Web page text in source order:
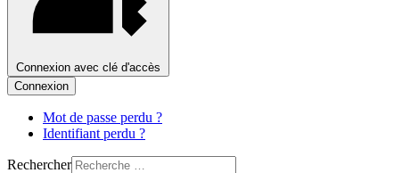
Connexion avec clé d'accès
Connexion
Mot de passe perdu ?
Identifiant perdu ?
Rechercher